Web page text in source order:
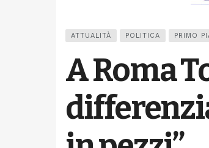
ATTUALITÀ POLITICA PRIMO
A Roma